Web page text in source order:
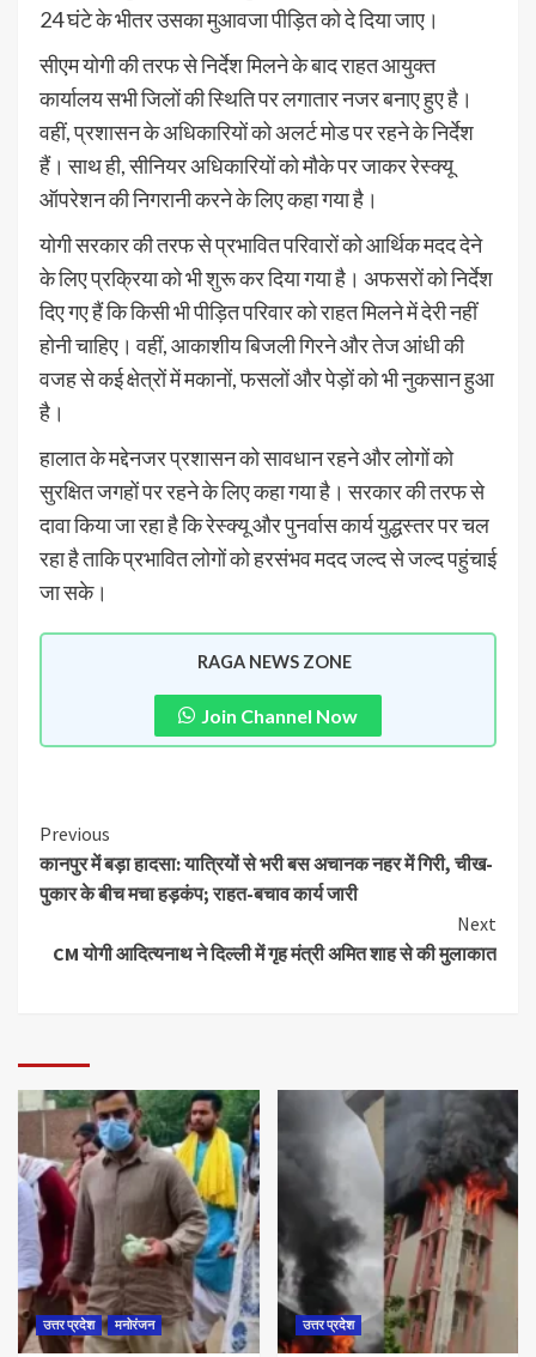
24 घंटे के भीतर उसका मुआवजा पीड़ित को दे दिया जाए।
सीएम योगी की तरफ से निर्देश मिलने के बाद राहत आयुक्त
कार्यालय सभी जिलों की स्थिति पर लगातार नजर बनाए हुए है।
वहीं, प्रशासन के अधिकारियों को अलर्ट मोड पर रहने के निर्देश
हैं। साथ ही, सीनियर अधिकारियों को मौके पर जाकर रेस्क्यू
ऑपरेशन की निगरानी करने के लिए कहा गया है।
योगी सरकार की तरफ से प्रभावित परिवारों को आर्थिक मदद देने
के लिए प्रक्रिया को भी शुरू कर दिया गया है। अफसरों को निर्देश
दिए गए हैं कि किसी भी पीड़ित परिवार को राहत मिलने में देरी नहीं
होनी चाहिए। वहीं, आकाशीय बिजली गिरने और तेज आंधी की
वजह से कई क्षेत्रों में मकानों, फसलों और पेड़ों को भी नुकसान हुआ
है।
हालात के मद्देनजर प्रशासन को सावधान रहने और लोगों को
सुरक्षित जगहों पर रहने के लिए कहा गया है। सरकार की तरफ से
दावा किया जा रहा है कि रेस्क्यू और पुनर्वास कार्य युद्धस्तर पर चल
रहा है ताकि प्रभावित लोगों को हरसंभव मदद जल्द से जल्द पहुंचाई
जा सके।
RAGA NEWS ZONE
Join Channel Now
Previous
कानपुर में बड़ा हादसा: यात्रियों से भरी बस अचानक नहर में गिरी, चीख-
पुकार के बीच मचा हड़कंप; राहत-बचाव कार्य जारी
Next
CM योगी आदित्यनाथ ने दिल्ली में गृह मंत्री अमित शाह से की मुलाकात
उत्तर प्रदेश मनोरंजन उत्तर प्रदेश